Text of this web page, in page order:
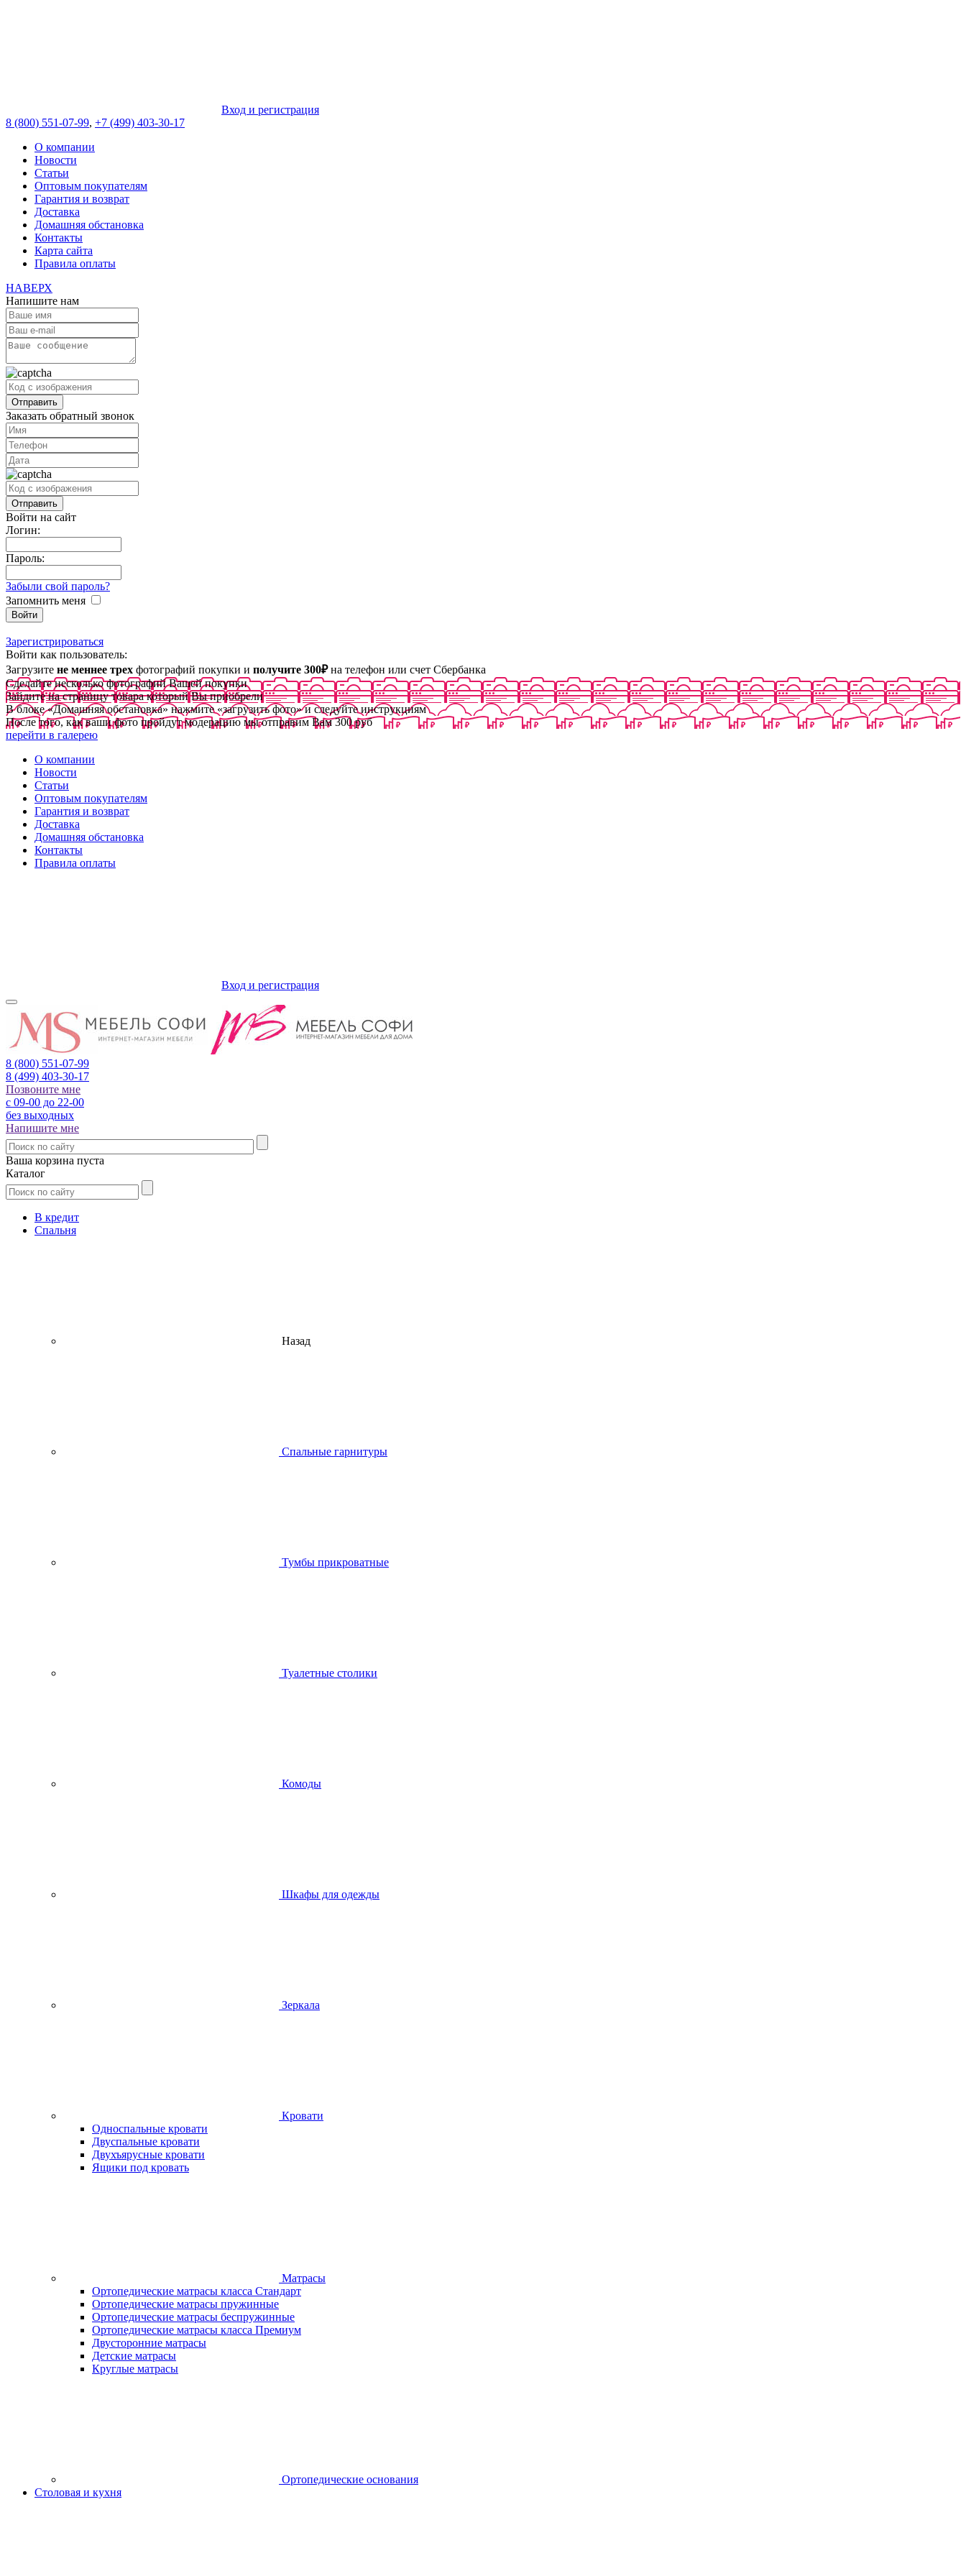
Вход и регистрация
8 (800) 551-07-99, +7 (499) 403-30-17
О компании
Новости
Статьи
Оптовым покупателям
Гарантия и возврат
Доставка
Домашняя обстановка
Контакты
Карта сайта
Правила оплаты
НАВЕРХ
Напишите нам
Заказать обратный звонок
Войти на сайт
Логин:
Пароль:
Забыли свой пароль?
Запомнить меня
Зарегистрироваться
Войти как пользователь:
Загрузите не меннее трех фотографий покупки и получите 300₽на телефон или счет Сбербанка
Сделайте несколько фотографий Вашей покупки
Зайдите на страницу товара который Вы приобрели
В блоке «Домашняя обстановка» нажмите «загрузить фото» и следуйте инструкциям
После того, как ваши фото пройдут модерацию мы отправим Вам 300 руб
перейти в галерею
О компании
Новости
Статьи
Оптовым покупателям
Гарантия и возврат
Доставка
Домашняя обстановка
Контакты
Правила оплаты
Вход и регистрация
8 (800) 551-07-99
8 (499) 403-30-17
Позвоните мне
с 09-00 до 22-00
без выходных
Напишите мне
Ваша корзина пуста
Каталог
В кредит
Спальня
Назад
Спальные гарнитуры
Тумбы прикроватные
Туалетные столики
Комоды
Шкафы для одежды
Зеркала
Кровати
Односпальные кровати
Двуспальные кровати
Двухъярусные кровати
Ящики под кровать
Матрасы
Ортопедические матрасы класса Стандарт
Ортопедические матрасы пружинные
Ортопедические матрасы беспружинные
Ортопедические матрасы класса Премиум
Двусторонние матрасы
Детские матрасы
Круглые матрасы
Ортопедические основания
Столовая и кухня